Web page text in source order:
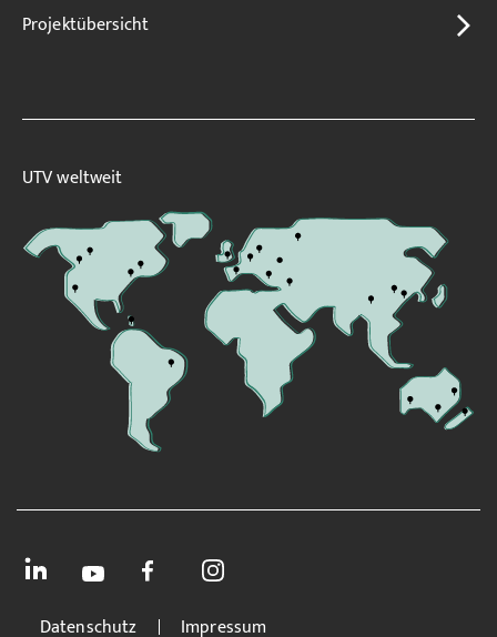
Projektübersicht
UTV weltweit
Datenschutz Impressum